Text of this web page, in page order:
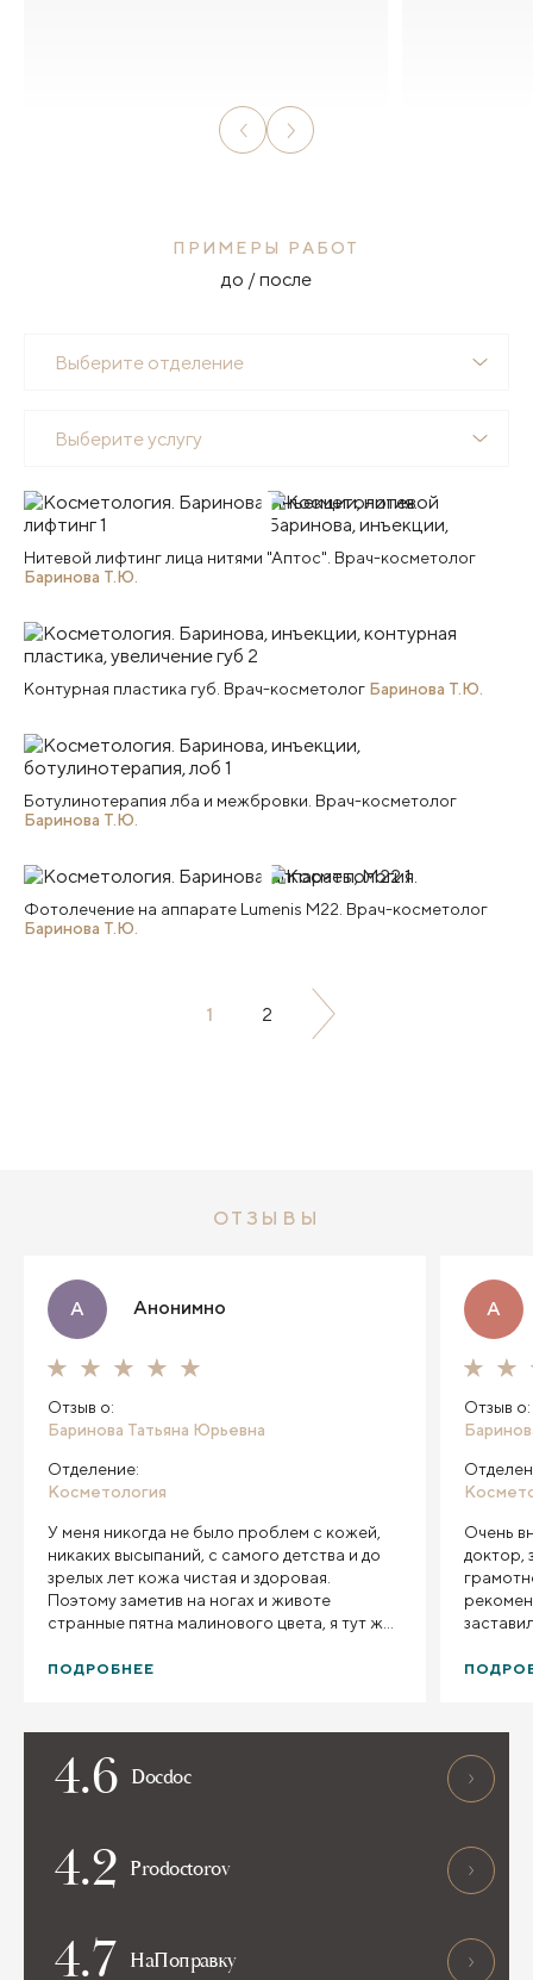
ПРИМЕРЫ РАБОТ
до / после
Выберите отделение
Выберите услугу
Нитевой лифтинг лица нитями "Аптос". Врач-косметолог
Баринова Т.Ю.
Контурная пластика губ. Врач-косметолог Баринова Т.Ю.
Ботулинотерапия лба и межбровки. Врач-косметолог
Баринова Т.Ю.
Фотолечение на аппарате Lumenis M22. Врач-косметолог
Баринова Т.Ю.
1 2
ОТЗЫВЫ
А Анонимно
Отзыв о:
Баринова Татьяна Юрьевна
Отделение:
Косметология
У меня никогда не было проблем с кожей,
никаких высыпаний, с самого детства и до
зрелых лет кожа чистая и здоровая.
Поэтому заметив на ногах и животе
странные пятна малинового цвета, я тут же
меня дерматолог Баринова Татьяна
с пациентами. На меня этот доктор
произвела самые хорошие впечатления.
Лечение помогло в короткие сроки
обращаться к этому специалисту.
ПОДРОБНЕЕ
А
Отзыв о:
Очень
доктор,
4.6 Docdoc
4.2 Prodoctorov
4.7 НаПоправку